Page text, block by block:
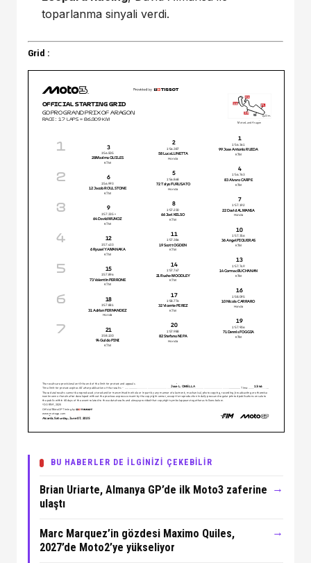
toparlanma sinyali verdi.
Grid :
BU HABERLER DE İLGİNİZİ ÇEKEBİLİR
Brian Uriarte, Almanya GP’de ilk Moto3 zaferine
ulaştı
→
Marc Marquez’in gözdesi Maximo Quiles,
2027’de Moto2’ye yükseliyor
→